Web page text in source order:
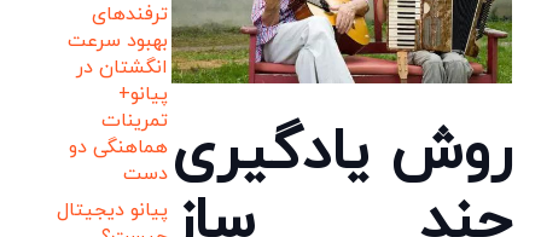
روش یادگیری
ترفندهای
بهبود سرعت
انگشتان در
پیانو+
تمرینات
هماهنگی دو
دست
پیانو دیجیتال